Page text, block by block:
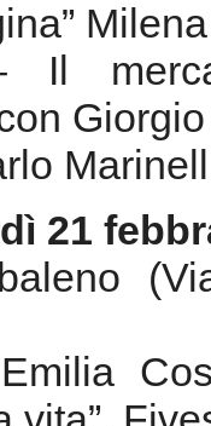
21
vita”,
a
Nuvole di
di